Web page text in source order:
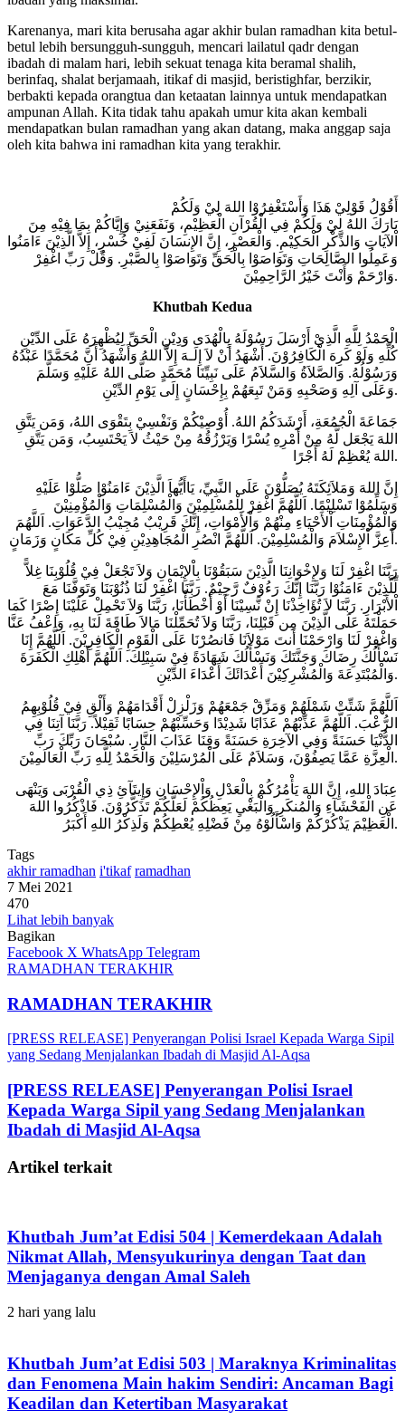
Karenanya, mari kita berusaha agar akhir bulan ramadhan kita betul-
betul lebih bersungguh-sungguh, mencari lailatul qadr dengan
ibadah di malam hari, lebih sekuat tenaga kita beramal shalih,
berinfaq, shalat berjamaah, itikaf di masjid, beristighfar, berzikir,
berbakti kepada orangtua dan ketaatan lainnya untuk mendapatkan
ampunan Allah. Kita tidak tahu apakah umur kita akan kembali
mendapatkan bulan ramadhan yang akan datang, maka anggap saja
oleh kita bahwa ini ramadhan kita yang terakhir.
أَقُوْلُ قَوْلِيْ هَذَا وَأَسْتَغْفِرُوْا اللهَ لِيْ وَلَكُمْ
بَارَكَ اللهُ لِيْ وَلَكُمْ فِي الْقُرْآنِ الْعَظِيْمِ، وَنَفَعَنِيْ وَإِيَّاكُمْ بِمَا فِيْهِ مِنَ
اْلآيَاتِ وَالذِّكْرِ الْحَكِيْمِ. وَالْعَصْرِ، إِنَّ الإِنسَانَ لَفِيْ خُسْرٍ، إِلاَّ الَّذِيْنَ ءَامَنُوا
وَعَمِلُوا الصَّالِحَاتِ وَتَوَاصَوْا بِالْحَقِّ وَتَوَاصَوْا بِالصَّبْرِ. وَقُلْ رَبِّ اغْفِرْ
وَارْحَمْ وَأَنْتَ خَيْرُ الرَّاحِمِيْنَ.
Khutbah Kedua
الْحَمْدُ لِلَّهِ الَّذِيْ أَرْسَلَ رَسُوْلَهُ بِالْهُدَى وَدِيْنِ الْحَقِّ لِيُظْهِرَهُ عَلَى الدِّيْنِ
كُلِّهِ وَلَوْ كَرِهَ الْكَافِرُوْنَ. أَشْهَدُ أَنْ لاَ إِلَـهَ إِلاَّ اللهُ وَأَشْهَدُ أَنَّ مُحَمَّدًا عَبْدُهُ
وَرَسُوْلُهُ. وَالصَّلاَةُ وَالسَّلاَمُ عَلَى نَبِيِّنَا مُحَمَّدٍ صَلَّى اللهُ عَلَيْهِ وَسَلَّمَ
وَعَلَى آلِهِ وَصَحْبِهِ وَمَنْ تَبِعَهُمْ بِإِحْسَانٍ إِلَى يَوْمِ الدِّيْنِ.
جَمَاعَةَ الْجُمُعَةِ، أَرْشَدَكُمُ اللهُ. أُوْصِيْكُمْ وَنَفْسِيْ بِتَقْوَى اللهُ، وَمَن يَتَّقِ
اللهَ يَجْعَل لَّهُ مِنْ أَمْرِهِ يُسْرًا وَيَرْزُقُهُ مِنْ حَيْثُ لاَ يَحْتَسِبُ، وَمَن يَتَّقِ
اللهَ يُعْظِمْ لَهُ أَجْرًا.
إِنَّ اللهَ وَمَلاَئِكَتَهُ يُصَلُّوْنَ عَلَى النَّبِيِّ، يَاأَيُّهاَ الَّذِيْنَ ءَامَنُوْا صَلُّوْا عَلَيْهِ
وَسَلِّمُوْا تَسْلِيْمًا. اَللَّهُمَّ اغْفِرْ لِلْمُسْلِمِيْنَ وَالْمُسْلِمَاتِ وَالْمُؤْمِنِيْنَ
وَالْمُؤْمِنَاتِ اْلأَحْيَاءِ مِنْهُمْ وَاْلأَمْوَاتِ، إِنَّكَ قَرِيْبٌ مُجِيْبُ الدَّعَوَاتِ. اَللَّهُمَ
أَعِزَّ اْلإِسْلاَمَ وَالْمُسْلِمِيْنَ. اَللَّهُمَّ انْصُرِ الْمُجَاهِدِيْنِ فِيْ كُلِّ مَكَانٍ وَزَمَانٍ.
رَبَّنَا اغْفِرْ لَنَا وَلإِخْوَانِنَا الَّذِيْنَ سَبَقُوْنَا بِاْلإِيْمَانِ وَلاَ تَجْعَلْ فِيْ قُلُوْبِنَا غِلاًّ
لِّلَّذِيْنَ ءَامَنُوْا رَبَّنَا إِنَّكَ رَءُوْفٌ رَّحِيْمٌ. رَبَّنَا اغْفِرْ لَنَا ذُنُوْبَنَا وَتَوَفَّنَا مَعَ
اْلأَبْرَارِ. رَبَّنَا لاَ تُؤَاخِذْنَا إِنْ نَّسِيْنَا أَوْ أَخْطَأْنَا، رَبَّنَا وَلاَ تَحْمِلْ عَلَيْنَا إِصْرًا كَمَا
حَمَلْتَهُ عَلَى الَّذِيْنَ مِن قَبْلِنَا، رَبَّنَا وَلاَ تُحَمِّلْنَا مَالاَ طَاقَةَ لَنَا بِهِ، وَاعْفُ عَنَّا
وَاغْفِرْ لَنَا وَارْحَمْنَا أَنتَ مَوْلاَنَا فَانصُرْنَا عَلَى الْقَوْمِ الْكَافِرِيْنَ. اَللَّهُمَّ إِنَا
نَسْأَلُكَ رِضَاكَ وَجَنَّتَكَ وَنَسْأَلُكَ شَهَادَةً فِيْ سَبِيْلِكَ. اَللَّهُمَّ أَهْلِكِ الْكَفَرَةَ
وَالْمُبْتَدِعَةَ وَالْمُشْرِكِيْنَ أَعْدَائَكَ أَعْدَاءَ الدِّيْنِ.
اَللَّهُمَّ شَتِّتْ شَمْلَهُمْ وَمَزِّقْ جَمْعَهُمْ وَزَلْزِلْ أَقْدَامَهُمْ وَأَلْقِ فِيْ قُلُوْبِهِمُ
الرُّعْبَ. اَللَّهُمَّ عَذِّبْهُمْ عَذَابًا شَدِيْدًا وَحَسِّبْهُمْ حِسَابًا ثَقِيْلاً. رَبَّنَا آتِنَا فِي
الدُّنْيَا حَسَنَةً وَفِي الآخِرَةِ حَسَنَةً وَقِنَا عَذَابَ النَّارِ. سُبْحَانَ رَبِّكَ رَبِّ
الْعِزَّةِ عَمَّا يَصِفُوْنَ، وَسَلاَمٌ عَلَى الْمُرْسَلِيْنَ وَالْحَمْدُ لِلَّهِ رَبِّ الْعَالَمِيْنَ.
عِبَادَ اللهِ، إِنَّ اللهَ يَأْمُرُكُمْ بِالْعَدْلِ وَاْلإِحْسَانِ وَإِيتَآئِ ذِي الْقُرْبَى وَيَنْهَى
عَنِ الْفَحْشَآءِ وَالْمُنكَرِ وَالْبَغْيِ يَعِظُكُمْ لَعَلَّكُمْ تَذَكَّرُوْنَ. فَاذْكُرُوا اللهَ
الْعَظِيْمَ يَذْكُرْكُمْ وَاسْأَلُوْهُ مِنْ فَضْلِهِ يُعْطِكُمْ وَلَذِكْرُ اللهِ أَكْبَرُ.
Tags
akhir ramadhan i'tikaf ramadhan
7 Mei 2021
470
Lihat lebih banyak
Bagikan
Facebook X WhatsApp Telegram
RAMADHAN TERAKHIR
RAMADHAN TERAKHIR
[PRESS RELEASE] Penyerangan Polisi Israel Kepada Warga Sipil
yang Sedang Menjalankan Ibadah di Masjid Al-Aqsa
[PRESS RELEASE] Penyerangan Polisi Israel
Kepada Warga Sipil yang Sedang Menjalankan
Ibadah di Masjid Al-Aqsa
Artikel terkait
Khutbah Jum’at Edisi 504 | Kemerdekaan Adalah
Nikmat Allah, Mensyukurinya dengan Taat dan
Menjaganya dengan Amal Saleh
2 hari yang lalu
Khutbah Jum’at Edisi 503 | Maraknya Kriminalitas
dan Fenomena Main hakim Sendiri: Ancaman Bagi
Keadilan dan Ketertiban Masyarakat